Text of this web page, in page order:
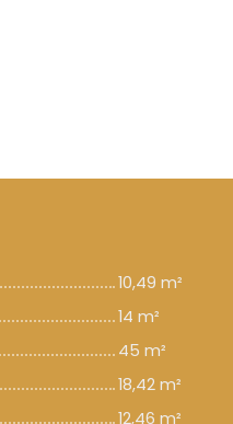
10,49 m²
14 m²
45 m²
18,42 m²
12,46 m²